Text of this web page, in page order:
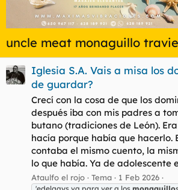
uncle meat monaguillo
Iglesia S.A. Vais a misa los
de guardar?
Crecí con la cosa de que los
después iba con mis padres a
butano (tradiciones de León).
hacía porque había que hacerlo.
contaba el mismo cuento, la
lo que había. Ya de adolescente
Ataulfo el rojo Tema 1 Feb 2026